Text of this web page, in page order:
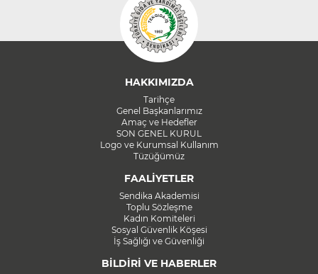
HAKKIMIZDA
Tarihçe
Genel Başkanlarımız
Amaç ve Hedefler
SON GENEL KURUL
Logo ve Kurumsal Kullanım
Tüzüğümüz
FAALİYETLER
Sendika Akademisi
Toplu Sözleşme
Kadın Komiteleri
Sosyal Güvenlik Köşesi
İş Sağlığı ve Güvenliği
BİLDİRİ VE HABERLER